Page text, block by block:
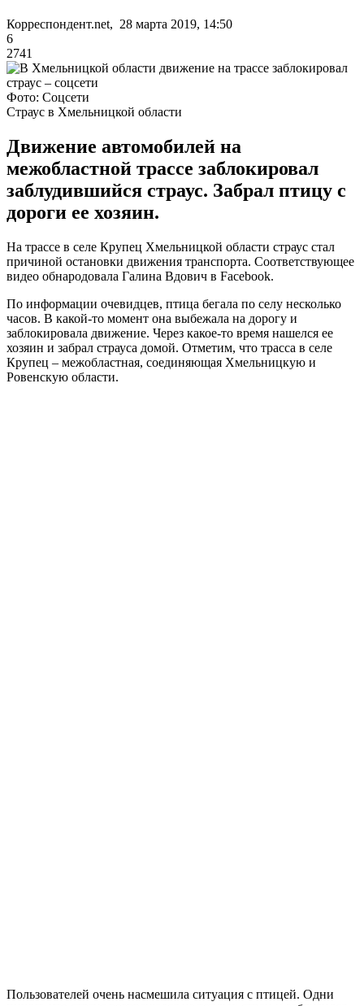
Корреспондент.net, 28 марта 2019, 14:50
6
2741
Фото: Соцсети
Страус в Хмельницкой области
Движение автомобилей на
межобластной трассе заблокировал
заблудившийся страус. Забрал птицу с
дороги ее хозяин.
На трассе в селе Крупец Хмельницкой области страус стал
причиной остановки движения транспорта. Соответствующее
видео обнародовала Галина Вдович в Facebook.
По информации очевидцев, птица бегала по селу несколько
часов. В какой-то момент она выбежала на дорогу и
заблокировала движение. Через какое-то время нашелся ее
хозяин и забрал страуса домой. Отметим, что трасса в селе
Крупец – межобластная, соединяющая Хмельницкую и
Ровенскую области.
Пользователей очень насмешила ситуация с птицей. Одни